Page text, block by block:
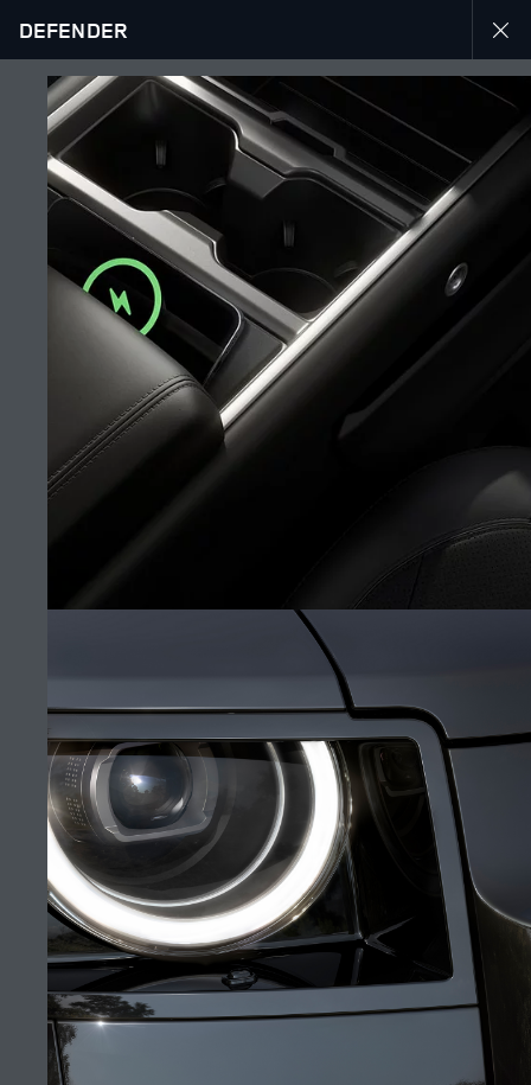
ԲԱՑԱՀԱՅՏԵ՛Ք «DEFENDER 130»-Ը
ՊԱՏԿԵՐԱՍՐԱՀ
DEFENDER
ԻՆՏԵՐԻԵՐ
(4)
Հետևեք մեզ
ՀԱՅԵՐԵՆ
Դիլեր
Կարիերա & Պայմաններ
Կապը մեզ հետ
Գաղտնիության քաղաքականություն
Cookie ֆայլերի օգտագործման քաղաքականություն
© JAGUAR LAND ROVER LIMITED 2026.
Armenia, «Fora Premium»